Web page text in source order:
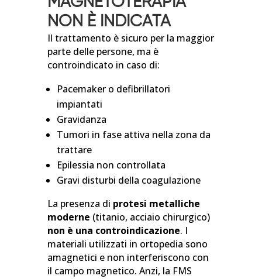
NON È INDICATA
Il trattamento è sicuro per la maggior
parte delle persone, ma è
controindicato in caso di:
Pacemaker o defibrillatori
impiantati
Gravidanza
Tumori in fase attiva nella zona da
trattare
Epilessia non controllata
Gravi disturbi della coagulazione
La presenza di protesi metalliche
moderne (titanio, acciaio chirurgico)
non è una controindicazione. I
materiali utilizzati in ortopedia sono
amagnetici e non interferiscono con
il campo magnetico. Anzi, la FMS